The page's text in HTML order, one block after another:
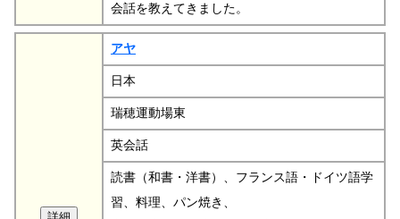
会話を教えてきました。
アヤ
日本
瑞穂運動場東
英会話
読書（和書・洋書）、フランス語・ドイツ語学
習、料理、パン焼き、